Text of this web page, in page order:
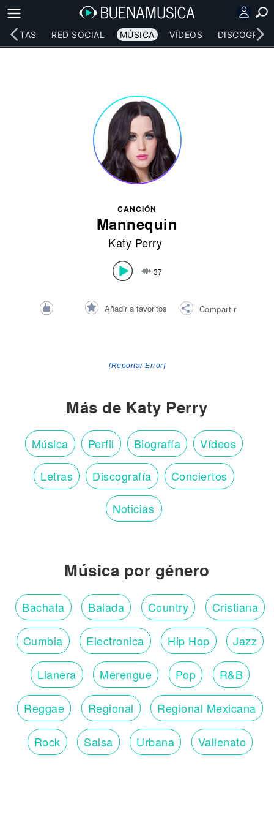
RED SOCIAL MÚSICA VÍDEOS
CANCIÓN
Mannequin
Katy Perry
37
Añadir a favoritos Compartir
[Reportar Error]
Más de Katy Perry
Música Perfil Biografía Vídeos
Letras Discografía Conciertos
Noticias
Música por género
Bachata Balada Country Cristiana
Cumbia Electronica Hip Hop Jazz
Llanera Merengue Pop R&B
Reggae Regional Regional Mexicana
Rock Salsa Urbana Vallenato